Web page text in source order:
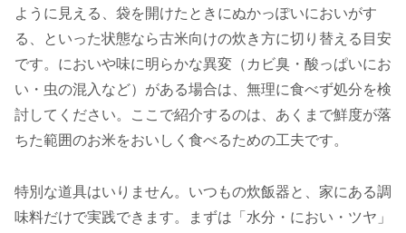
ように見える、袋を開けたときにぬかっぽいにおいがす
る、といった状態なら古米向けの炊き方に切り替える目安
です。においや味に明らかな異変（カビ臭・酸っぱいにお
い・虫の混入など）がある場合は、無理に食べず処分を検
討してください。ここで紹介するのは、あくまで鮮度が落
ちた範囲のお米をおいしく食べるための工夫です。
特別な道具はいりません。いつもの炊飯器と、家にある調
味料だけで実践できます。まずは「水分・におい・ツヤ」